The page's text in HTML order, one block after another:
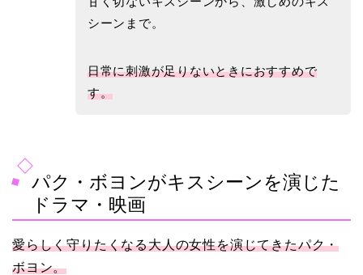
シーンまで。
日常に刺激が足りないときにおすすめで
す。
パク・ボヨンがキスシーンを演じた
ドラマ・映画
愛らしく守りたくなる大人の女性を演じてきたパク・
ボヨン。